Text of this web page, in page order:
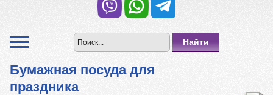
Бумажная посуда для
праздника